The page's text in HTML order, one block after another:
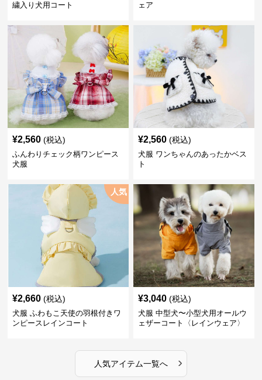
繍入り犬用コート
ェア
¥2,560 (税込)
ふんわりチェック柄ワンピース
犬服
¥2,560 (税込)
犬服 ワンちゃんのあったかベス
ト
人気
¥2,660 (税込)
犬服 ふわもこ天使の羽根付きワ
ンピースレインコート
¥3,040 (税込)
犬服 中型犬〜小型犬用オールウ
ェザーコート〈レインウェア〉
人気アイテム一覧へ ›